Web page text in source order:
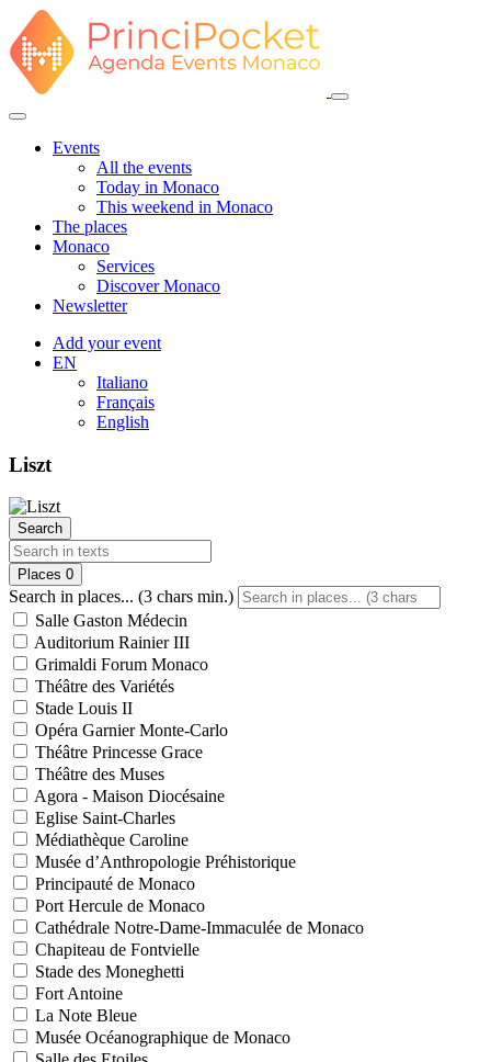
Events
All the events
Today in Monaco
This weekend in Monaco
The places
Monaco
Services
Discover Monaco
Newsletter
Add your event
EN
Italiano
Français
English
Liszt
Search
Places 0
Search in places... (3 chars min.)
Salle Gaston Médecin
Auditorium Rainier III
Grimaldi Forum Monaco
Théâtre des Variétés
Stade Louis II
Opéra Garnier Monte-Carlo
Théâtre Princesse Grace
Théâtre des Muses
Agora - Maison Diocésaine
Eglise Saint-Charles
Médiathèque Caroline
Musée d’Anthropologie Préhistorique
Principauté de Monaco
Port Hercule de Monaco
Cathédrale Notre-Dame-Immaculée de Monaco
Chapiteau de Fontvielle
Stade des Moneghetti
Fort Antoine
La Note Bleue
Musée Océanographique de Monaco